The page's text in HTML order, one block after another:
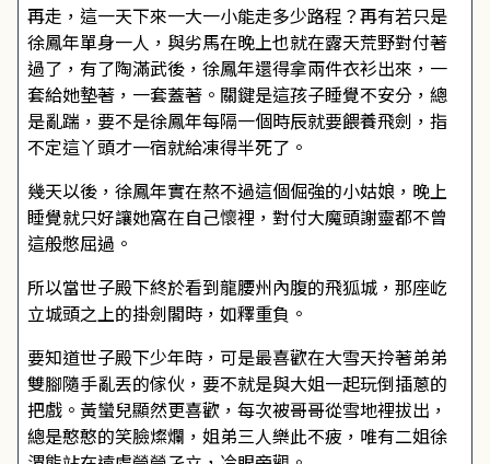
再走，這一天下來一大一小能走多少路程？再有若只是
徐鳳年單身一人，與劣馬在晚上也就在露天荒野對付著
過了，有了陶滿武後，徐鳳年還得拿兩件衣衫出來，一
套給她墊著，一套蓋著。關鍵是這孩子睡覺不安分，總
是亂踹，要不是徐鳳年每隔一個時辰就要餵養飛劍，指
不定這丫頭才一宿就給凍得半死了。
幾天以後，徐鳳年實在熬不過這個倔強的小姑娘，晚上
睡覺就只好讓她窩在自己懷裡，對付大魔頭謝靈都不曾
這般憋屈過。
所以當世子殿下終於看到龍腰州內腹的飛狐城，那座屹
立城頭之上的掛劍閣時，如釋重負。
要知道世子殿下少年時，可是最喜歡在大雪天拎著弟弟
雙腳隨手亂丟的傢伙，要不就是與大姐一起玩倒插蔥的
把戲。黃蠻兒顯然更喜歡，每次被哥哥從雪地裡拔出，
總是憨憨的笑臉燦爛，姐弟三人樂此不疲，唯有二姐徐